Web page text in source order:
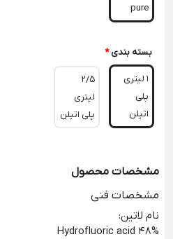
pure
بسته بندی *
1 لیتری
پلی
اتیلن
2/5
لیتری
پلی اتیلن
مشخصات محصول
مشخصات فنی
نام لاتین:
Hydrofluoric acid 48%